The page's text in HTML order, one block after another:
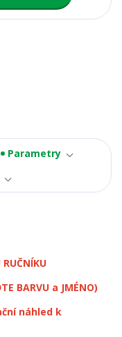
Parametry
RUČNÍKU
BARVU a JMÉNO)
náhled k